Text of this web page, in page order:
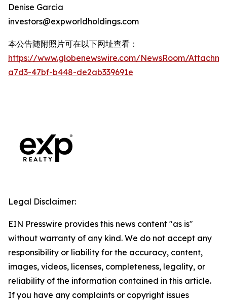
Denise Garcia
investors@expworldholdings.com
本公告随附照片可在以下网址查看：
https://www.globenewswire.com/NewsRoom/
a7d3-47bf-b448-de2ab339691e
Legal Disclaimer:
EIN Presswire provides this news content "as is"
without warranty of any kind. We do not accept any
responsibility or liability for the accuracy, content,
images, videos, licenses, completeness, legality, or
reliability of the information contained in this article.
If you have any complaints or copyright issues